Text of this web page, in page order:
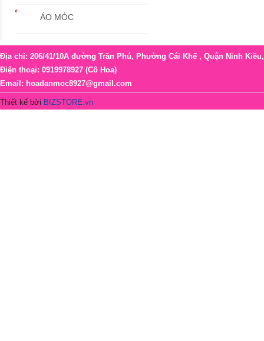
ÁO MÓC
Địa chỉ: 206/41/10A đường Trần Phú, Phường Cái Khế , Quận Ninh
Điện thoại: 0919978927 (Cô Hoa)
Email: hoadanmoc8927@gmail.com
Thiết kế bởi BIZSTORE.vn